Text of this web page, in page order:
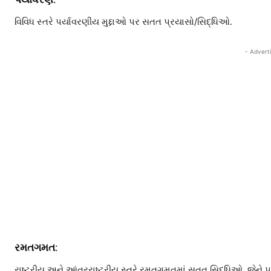
વિવિધ સ્તરે પર્યાવરણીય મુદ્દાઓ પર સતત પ્રયાસો/સિદ્ધિઓ.
-
રમતગમત: